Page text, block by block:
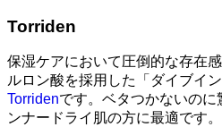
Torriden
保湿ケアにおいて圧倒的な存在
ルロン酸を採用した「ダイブイ
Torridenです。ベタつかないのに
ンナードライ肌の方に最適です。